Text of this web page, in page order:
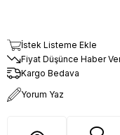
İstek Listeme Ekle
Fiyat Düşünce Haber
Kargo Bedava
Yorum Yaz